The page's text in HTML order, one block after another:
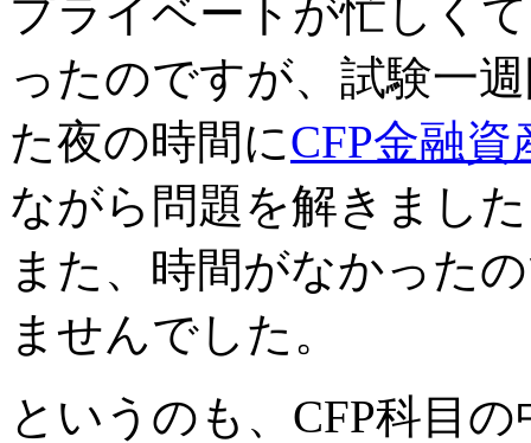
プライベートが忙しく
ったのですが、試験一
た夜の時間にCFP金融
ながら問題を解きまし
また、時間がなかった
ませんでした。
というのも、CFP科目